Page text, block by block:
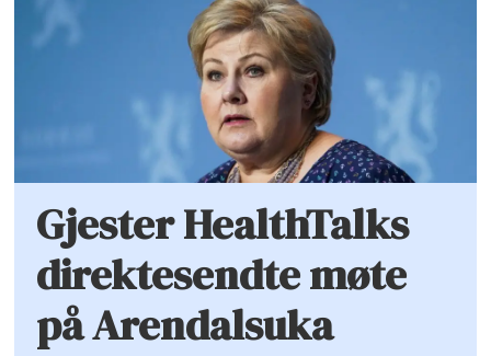
Gjester HealthTalks
direktesendte møte
på Arendalsuka